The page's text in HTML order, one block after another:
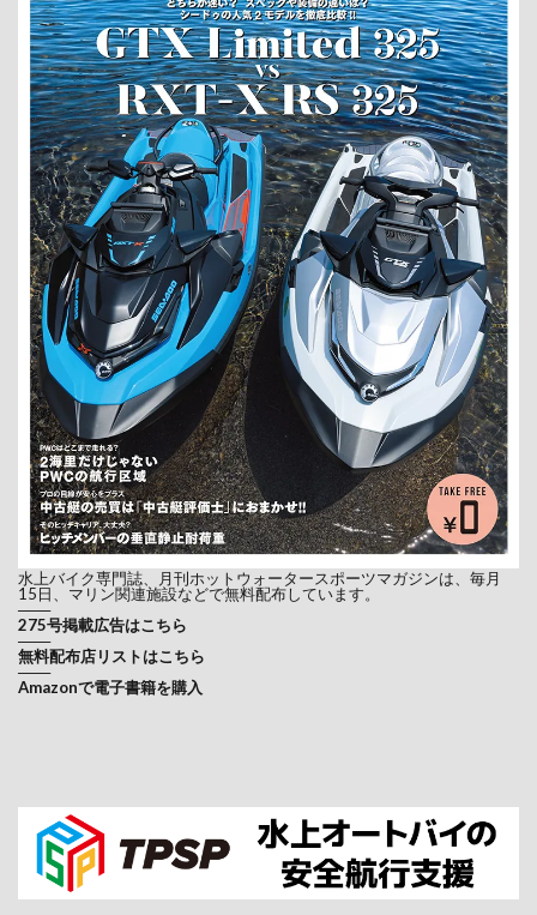
水上バイク専門誌、月刊ホットウォータースポーツマガジンは、毎月
15日、マリン関連施設などで無料配布しています。
───
275号掲載広告はこちら
───
無料配布店リストはこちら
───
Amazonで電子書籍を購入